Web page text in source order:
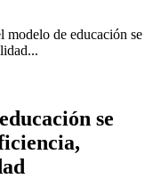
modelo de educación se
se